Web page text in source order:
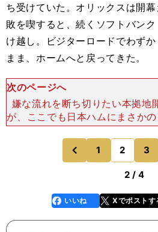
ち受けていた。オリックスは開
敗を喫すると、続くソフトバン
け越し。ビジターロードでわず
まま、ホームへと戻ってきた。
次のページへ
嫌な流れを断ち切りたい本拠地
が、ここでも日本ハムにまさか
で１勝８敗となり、わずか９試
れ上がった。糸井自身も調子が
割台をさまよって
前
のページへ
1 2 3
のページへ
2 / 4
faceboo
k
いいね Xでポストす